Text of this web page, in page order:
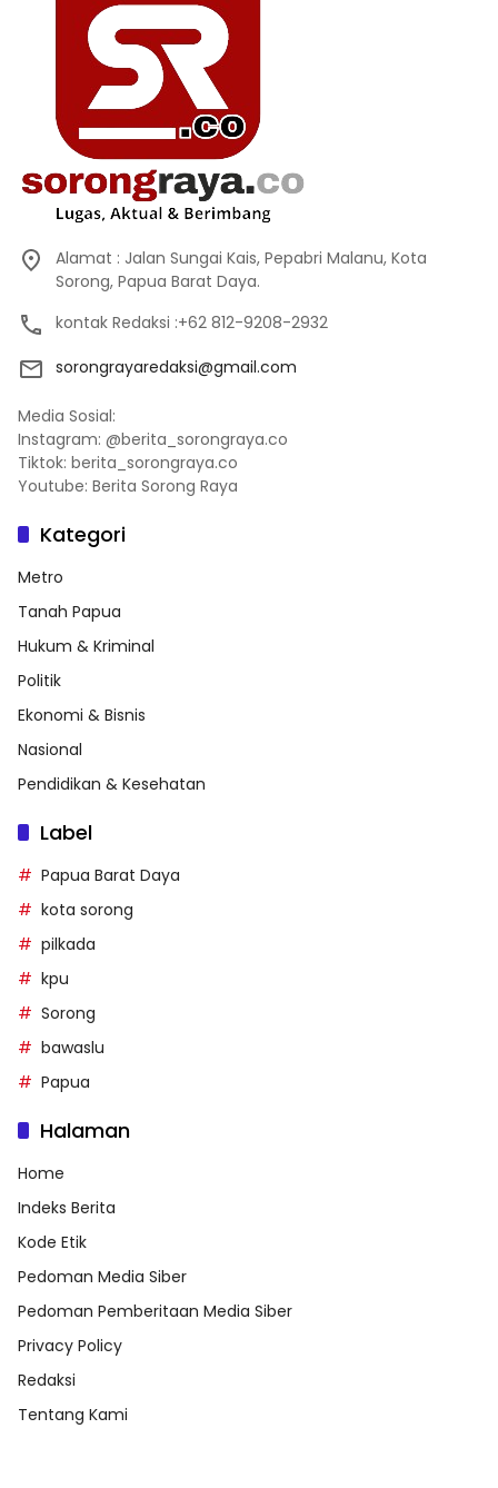
Alamat : Jalan Sungai Kais, Pepabri Malanu, Kota
Sorong, Papua Barat Daya.
kontak Redaksi :+62 812-9208-2932
sorongrayaredaksi@gmail.com
Media Sosial:
Instagram: @berita_sorongraya.co
Tiktok: berita_sorongraya.co
Youtube: Berita Sorong Raya
Kategori
Metro
Tanah Papua
Hukum & Kriminal
Politik
Ekonomi & Bisnis
Nasional
Pendidikan & Kesehatan
Label
Papua Barat Daya
kota sorong
pilkada
kpu
Sorong
bawaslu
Papua
Halaman
Home
Indeks Berita
Kode Etik
Pedoman Media Siber
Pedoman Pemberitaan Media Siber
Privacy Policy
Redaksi
Tentang Kami